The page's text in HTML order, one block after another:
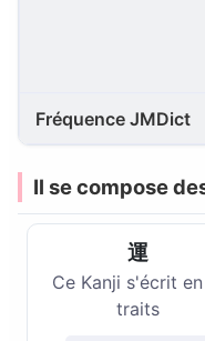
Fréquence JMDict
Il se compose
運
Ce Kanji s'écrit en
traits